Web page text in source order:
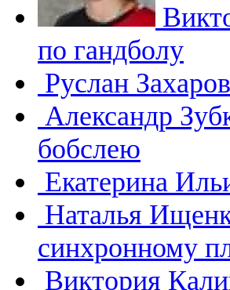
по гандболу
Руслан Захаров
Александр
бобслею
Екатерина
Наталья
синхронному
Виктория